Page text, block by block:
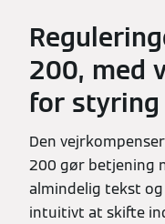
200, med
for styring
Den
200 gør betjening
almindelig tekst
intuitivt at skifte